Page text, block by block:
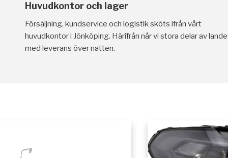
Huvudkontor och lager
Försäljning, kundservice och logistik sköts ifrån vårt
huvudkontor i Jönköping. Härifrån når vi stora delar av
med leverans över natten.